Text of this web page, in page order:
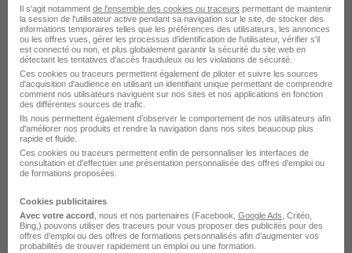
Modèle Apprenti Technicien
Installation H/F
Securitas Technology
Grenoble - 38
486,49 - 1 801,80 € / mois
Voir l’offre
Il s'agit notamment de l'ensemble des cookies ou traceurs permettant de maintenir
la session de l'utilisateur active pendant sa navigation sur le site, de stocker des
informations temporaires telles que les préférences des utilisateurs, les annonces
ou les offres vues, gérer les processus d'identification de l'utilisateur, vérifier s'il
est connecté ou non, et plus globalement garantir la sécurité du site web en
détectant les tentatives d'accès frauduleux ou les violations de sécurité.
Ces cookies ou traceurs permettent également de piloter et suivre les sources
d'acquisition d'audience en utilisant un identifiant unique permettant de comprendre
comment nos utilisateurs naviguent sur nos sites et nos applications en fonction
des différentes sources de trafic.
Ils nous permettent également d’observer le comportement de nos utilisateurs afin
d'améliorer nos produits et rendre la navigation dans nos sites beaucoup plus
rapide et fluide.
Ces cookies ou traceurs permettent enfin de personnaliser les interfaces de
consultation et d'effectuer une présentation personnalisée des offres d'emploi ou
de formations proposées.
Cookies publicitaires
Avec votre accord , nous et nos partenaires (Facebook, Google Ads , Critéo,
Bing,) pouvons utiliser des traceurs pour vous proposer des publicités pour des
offres d’emploi ou des offres de formations personnalisés afin d’augmenter vos
probabilités de trouver rapidement un emploi ou une formation.